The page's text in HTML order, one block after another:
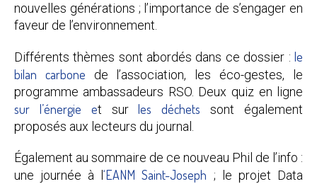
nouvelles générations ; l’importance de s’engager en
faveur de l’environnement.
Différents thèmes sont abordés dans ce dossier : le
bilan carbone de l’association, les éco-gestes, le
programme ambassadeurs RSO. Deux quiz en ligne
sur l’énergie et surles déchets sont également
proposés aux lecteurs du journal.
Également au sommaire de ce nouveau Phil de l’info :
une journée à l‘EANM Saint-Joseph ; le projet Data